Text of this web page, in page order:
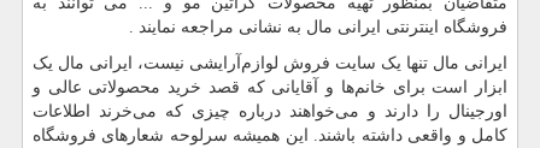
فروشگاه اینترنتی ایرانی مال به نشانی مراجعه نمایند .
ایرانی مال تنها یک سایت فروش لوازم‌آرایشی نیست، ایرانی مال یک
ابزار است برای خانم‌ها و آقایانی که قصد خرید محصولاتی عالی و
اورجینال را دارند و می‌خواهند درباره چیزی که می‌خرند اطلاعات
کامل و واقعی داشته باشند. این همیشه سرلوحه شعارهای فروشگاه